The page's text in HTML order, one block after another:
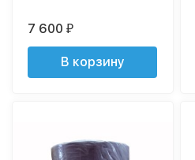
7 600₽
В корзину